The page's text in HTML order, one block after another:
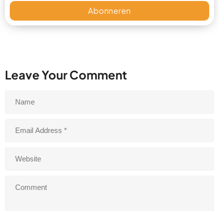
Abonneren
Leave Your Comment